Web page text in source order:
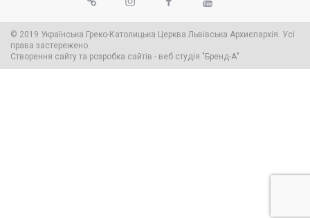
© 2019 Українська Греко-Католицька Церква Львівська Архиєпархія. Усі
права застережено.
Створення сайту та розробка сайтів - веб студія "Бренд-А"